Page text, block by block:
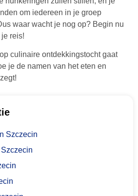
om iedereen in je groep
waar wacht je nog op? Begin nu
reis!
culinaire ontdekkingstocht gaat
je de namen van het eten en
Szczecin